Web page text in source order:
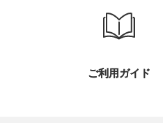
ご利用ガイド